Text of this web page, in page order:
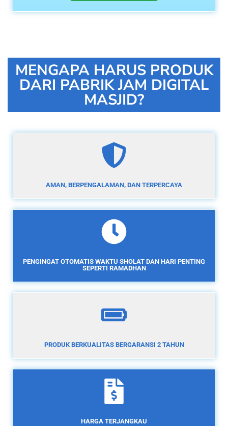
MENGAPA HARUS PRODUK
DARI PABRIK JAM DIGITAL
MASJID?
AMAN, BERPENGALAMAN, DAN TERPERCAYA
PENGINGAT OTOMATIS WAKTU SHOLAT DAN HARI PENTING
SEPERTI RAMADHAN
PRODUK BERKUALITAS BERGARANSI 2 TAHUN
HARGA TERJANGKAU